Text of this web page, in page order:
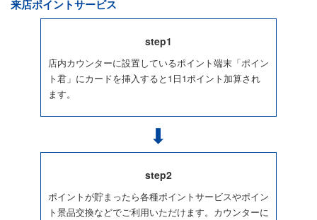
来店ポイントサービス
step1
店内カウンターに設置しているポイント端末「ポイン
ト君」にカードを挿入すると1日1ポイント加算され
ます。
step2
ポイントが貯まったら各種ポイントサービスやポイン
ト景品交換などでご利用いただけます。カウンターに